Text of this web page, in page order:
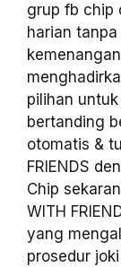
grup fb chip
harian
pilihan
bertanding
otomatis &
FRIENDS
Chip
WITH
yang
prosedur